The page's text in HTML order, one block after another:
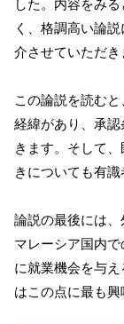
した。内容をみ
く、格調高い論
介させていただき
この論説を読む
経緯があり、承
きます。そして
きについても有
論説の最後には、
マレーシア国内
に就業機会を与
はこの点に最も興